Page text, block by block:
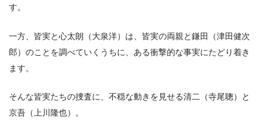
す。
一方、皆実と心太朗（大泉洋）は、皆実の両親と鎌田（津田健次
郎）のことを調べていくうちに、ある衝撃的な事実にたどり着き
ます。
そんな皆実たちの捜査に、不穏な動きを見せる清二（寺尾聰）と
京吾（上川隆也）。